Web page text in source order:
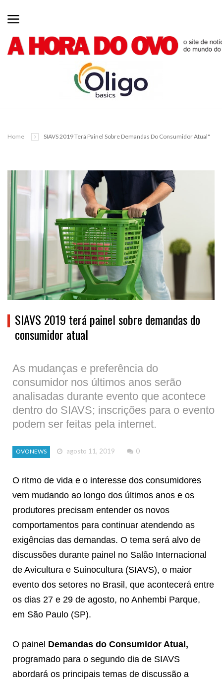
Home SIAVS 2019 Terá Painel Sobre Demandas Do Consumidor Atual"
SIAVS 2019 terá painel sobre demandas do
consumidor atual
As mudanças e preferência do
consumidor nos últimos anos serão
analisadas durante evento que acontece
dentro do SIAVS; inscrições para o evento
podem ser feitas pela internet.
OVONEWS agosto 11, 2019 0
O ritmo de vida e o interesse dos consumidores
vem mudando ao longo dos últimos anos e os
produtores precisam entender os novos
comportamentos para continuar atendendo as
exigências das demandas. O tema será alvo de
discussões durante painel no Salão Internacional
de Avicultura e Suinocultura (SIAVS), o maior
evento dos setores no Brasil, que acontecerá entre
os dias 27 e 29 de agosto, no Anhembi Parque,
em São Paulo (SP).
O painel Demandas do Consumidor Atual,
programado para o segundo dia de SIAVS
abordará os principais temas de discussão a